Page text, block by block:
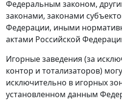
Федеральным законом,
законами, законами
Федерации, иными
актами Российской
Игорные заведения (за
контор и тотализаторов)
исключительно в игорных
установленном данным